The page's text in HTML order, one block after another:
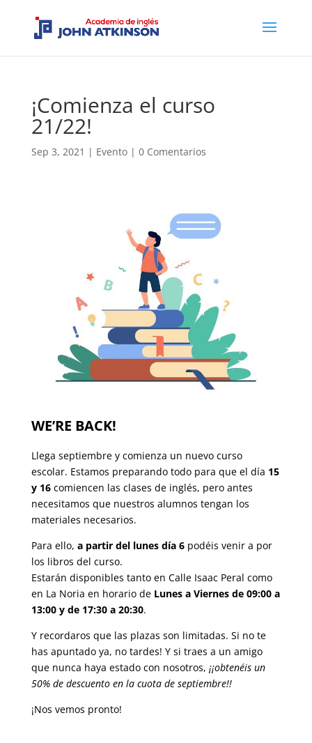
¡Comienza el curso
21/22!
Sep 3, 2021 | Evento| 0 Comentarios
WE’RE BACK!
Llega septiembre y comienza un nuevo curso
escolar. Estamos preparando todo para que el día 15
y 16comiencen las clases de inglés, pero antes
necesitamos que nuestros alumnos tengan los
materiales necesarios.
Para ello, a partir del lunes día 6podéis venir a por
los libros del curso.
Estarán disponibles tanto en Calle Isaac Peral como
en La Noria en horario deLunes a Viernes de 09:00 a
13:00 y de 17:30 a 20:30.
Y recordaros que las plazas son limitadas. Si no te
has apuntado ya, no tardes! Y si traes a un amigo
que nunca haya estado con nosotros, ¡¡obtenéis un
50% de descuento en la cuota de septiembre!!
¡Nos vemos pronto!